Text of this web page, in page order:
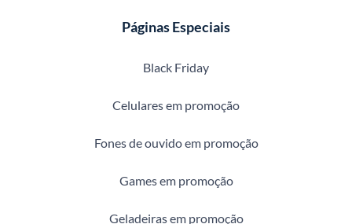
Páginas Especiais
Black Friday
Celulares em promoção
Fones de ouvido em promoção
Games em promoção
Geladeiras em promoção